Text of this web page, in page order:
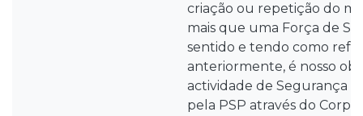
criação ou repetição do
mais que uma Força de
sentido e tendo como
anteriormente, é nosso
actividade de Segurança
pela PSP através do